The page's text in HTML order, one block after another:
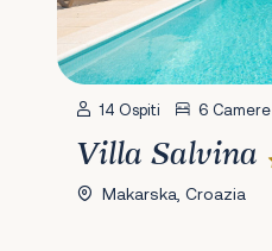
14 Ospiti 6 Camere
Villa Salvina
Makarska, Croazia